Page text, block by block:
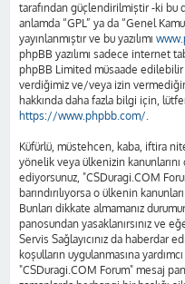
tarafından güçlendirilmiştir -ki bu
anlamda “GPL” ya da “Genel
yayınlanmıştır ve bu yazılımı
phpBB yazılımı sadece internet
phpBB Limited müsaade
verdiğimiz ve/veya izin
hakkında daha fazla bilgi için,
https://www.phpbb.com/.
Küfürlü, müstehcen, kaba, iftira
yönelik veya ülkenizin
ediyorsunuz, "CSDuragi.COM
barındırılıyorsa o ülkenin
Bunları dikkate almamanız
panosundan yasaklanırsınız ve
Servis Sağlayıcınız da haberdar
koşulların uygulanmasına
"CSDuragi.COM Forum" mesaj